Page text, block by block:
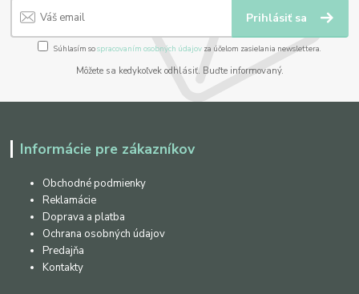
Prihlásiť sa
Súhlasím sospracovaním osobných údajov za účelom zasielania newslettera.
Môžete sa kedykoľvek odhlásiť. Buďte informovaný.
Informácie pre zákazníkov
Obchodné podmienky
Reklamácie
Doprava a platba
Ochrana osobných údajov
Predajňa
Kontakty